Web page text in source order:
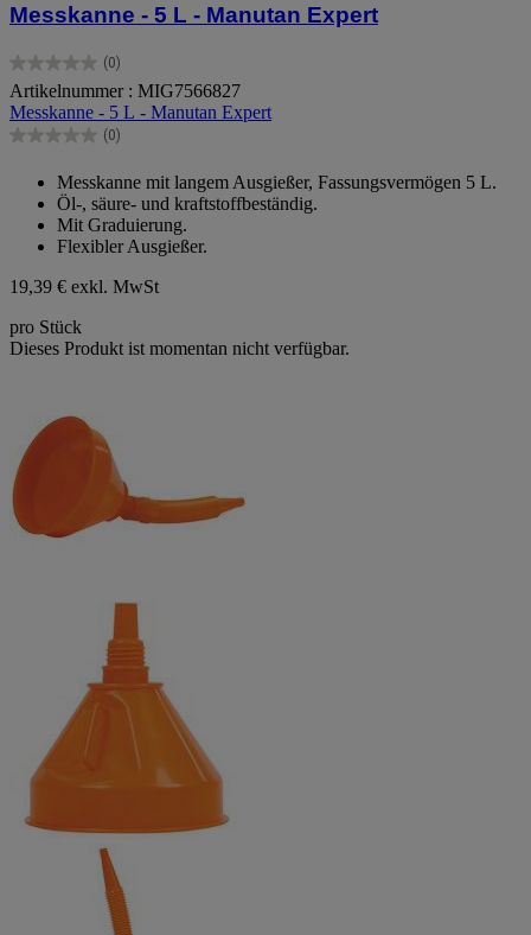
Messkanne - 5 L - Manutan Expert
(0)
0.0
von
5
Sternen.
Artikelnummer : MIG7566827
Messkanne - 5 L - Manutan Expert
(0)
0.0
Sternen.
Messkanne mit langem Ausgießer, Fassungsvermögen 5 L.
Öl-, säure- und kraftstoffbeständig.
Mit Graduierung.
Flexibler Ausgießer.
19,39 € exkl. MwSt
pro Stück
Dieses Produkt ist momentan nicht verfügbar.